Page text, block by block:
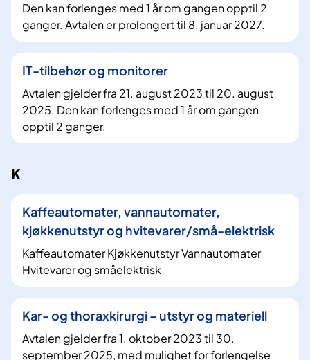
Den kan forlenges med 1 år om gangen opptil 2
ganger. Avtalen er prolongert til 8. januar 2027.
IT-tilbehør og monitorer
Avtalen gjelder fra 21. august 2023 til 20. august
2025. Den kan forlenges med 1 år om gangen
opptil 2 ganger.
K
Kaffeautomater, vannautomater,
kjøkkenutstyr og hvitevarer/små-elektrisk
Kaffeautomater Kjøkkenutstyr Vannautomater
Hvitevarer og småelektrisk
Kar- og thoraxkirurgi – utstyr og materiell
Avtalen gjelder fra 1. oktober 2023 til 30.
september 2025, med mulighet for forlengelse